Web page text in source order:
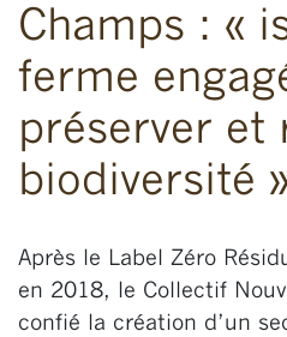
Champs : «
ferme
préserver et
biodiversité »
Après le Label Zéro
en 2018, le Collectif
confié la création d’un